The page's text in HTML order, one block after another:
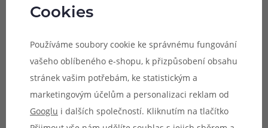
Obsah
balení:
(1000mAh)
Cookies
Používáme soubory cookie ke správnému fungování
vašeho oblíbeného e-shopu, k přizpůsobení obsahu
stránek vašim potřebám, ke statistickým a
marketingovým účelům a personalizaci reklam od
Googlu i dalších společností. Kliknutím na tlačítko